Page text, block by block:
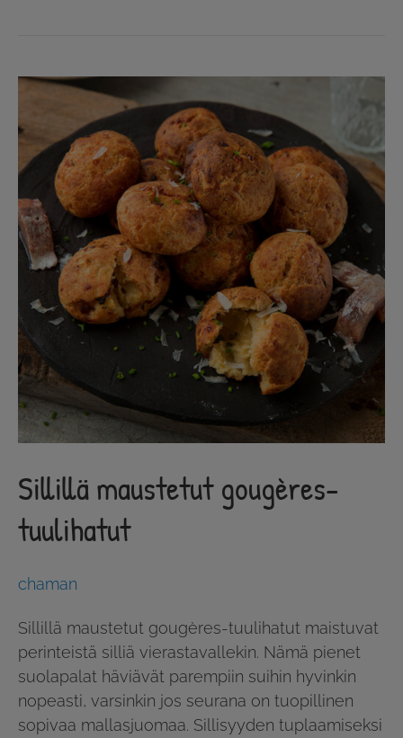
Sillillä maustetut gougères-
tuulihatut
chaman
Sillillä maustetut gougères-tuulihatut maistuvat
perinteistä silliä vierastavallekin. Nämä pienet
suolapalat häviävät parempiin suihin hyvinkin
nopeasti, varsinkin jos seurana on tuopillinen
sopivaa mallasjuomaa. Sillisyyden tuplaamiseksi
Sillillä
gougères-
tuulihatut